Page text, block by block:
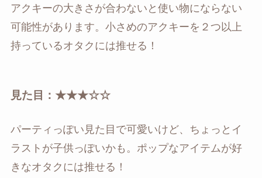
アクキーの大きさが合わないと使い物にならない
可能性があります。小さめのアクキーを２つ以上
持っているオタクには推せる！
見た目：★★★☆☆
パーティっぽい見た目で可愛いけど、ちょっとイ
ラストが子供っぽいかも。ポップなアイテムが好
きなオタクには推せる！